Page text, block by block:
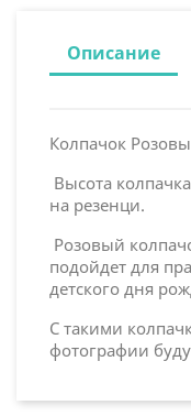
Описание
Колпачок
Высота
на резенци.
Розовый
подойдет для
детского дня
С такими
фотографии